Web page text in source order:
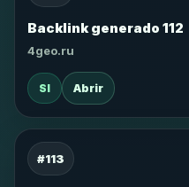
Backlink generado 112
4geo.ru
SI Abrir
#113